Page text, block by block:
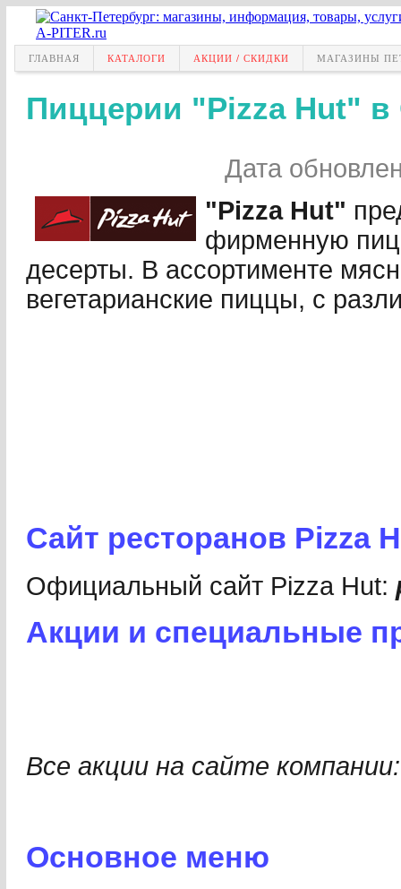
ГЛАВНАЯ КАТАЛОГИ АКЦИИ / СКИДКИ МАГАЗИНЫ
Пиццерии "Pizza Hut" в
Дата
"Pizza Hut"
фирменную
десерты. В ассортименте
вегетарианские пиццы, с
Сайт ресторанов Pizza
Официальный cайт Pizza Hut:
Акции и специальные
Все акции на сайте
Основное меню